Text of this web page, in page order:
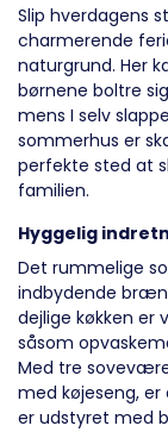
Slip hverdagens
charmerende
naturgrund. Her
børnene boltre
mens I selv
sommerhus er
perfekte sted at
familien.
Hyggelig
Det rummelige
indbydende
dejlige køkken
såsom
Med tre
med køjeseng,
er udstyret med